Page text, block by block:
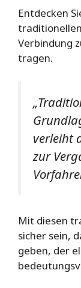
Entdecken
Verbindung
tragen.
verleiht
zur
Mit diesen
sicher sein,
geben, der